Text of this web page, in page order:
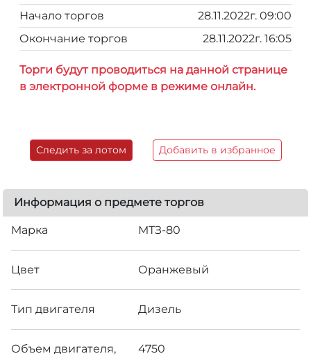
Начало торгов
28.11.2022г. 09:00
Окончание торгов
28.11.2022г. 16:05
Торги будут проводиться на данной странице
в электронной форме в режиме онлайн.
Следить за лотом Добавить в избранное
Информация о предмете торгов
Марка МТЗ-80
Цвет Оранжевый
Тип двигателя Дизель
Объем двигателя,
4750